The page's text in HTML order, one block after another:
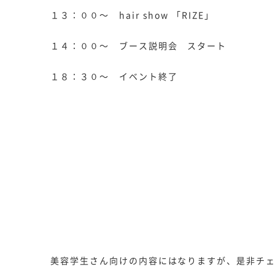
１３：００～ hair show 「RIZE」
１４：００～ ブース説明会 スタート
１８：３０～ イベント終了
美容学生さん向けの内容にはなりますが、是非チ